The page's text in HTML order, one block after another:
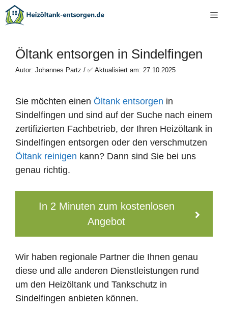
Zum
Inhalt
Öltank entsorgen in Sindelfingen
Autor: Johannes Partz / ✅ Aktualisiert am: 27.10.2025
Sie möchten einen Öltank entsorgen in
Sindelfingen und sind auf der Suche nach einem
zertifizierten Fachbetrieb, der Ihren Heizöltank in
Sindelfingen entsorgen oder den verschmutzen
Öltank reinigen kann? Dann sind Sie bei uns
genau richtig.
In 2 Minuten zum kostenlosen
Angebot
Wir haben regionale Partner die Ihnen genau
diese und alle anderen Dienstleistungen rund
um den Heizöltank und Tankschutz in
Sindelfingen anbieten können.